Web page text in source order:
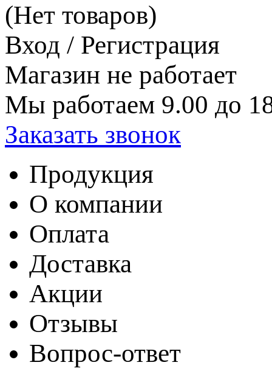
(Нет товаров)
Вход / Регистрация
Магазин не работает
Мы работаем 9.00 до
Заказать звонок
Продукция
О компании
Оплата
Доставка
Акции
Отзывы
Вопрос-ответ